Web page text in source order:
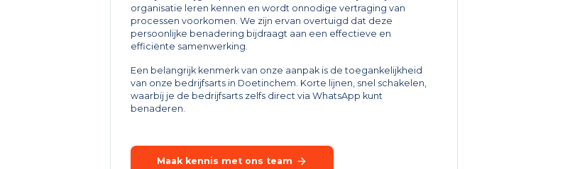
organisatie leren kennen en wordt onnodige vertraging van
processen voorkomen. We zijn ervan overtuigd dat deze
persoonlijke benadering bijdraagt aan een effectieve en
efficiënte samenwerking.
Een belangrijk kenmerk van onze aanpak is de toegankelijkheid
van onze bedrijfsarts in Doetinchem. Korte lijnen, snel schakelen,
waarbij je de bedrijfsarts zelfs direct via WhatsApp kunt
benaderen.
Maak kennis met ons team